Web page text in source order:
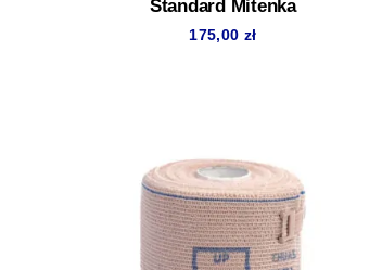
Standard Mitenka
175,00 zł